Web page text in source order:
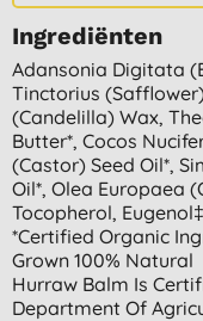
Ingrediënten
Adansonia Digitata
Tinctorius
(candelilla) Wax,
Butter*, Cocos
(castor) Seed Oil*,
Oil*, Olea Europaea
Tocopherol,
*certified Organic
Grown 100% Natural
Hurraw Balm Is
Department Of